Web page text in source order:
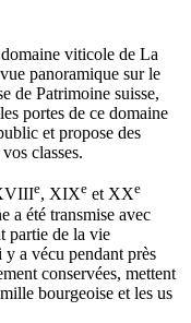
viticole de La
panoramique sur le
de Patrimoine suisse,
portes de ce domaine
et propose des
classes.
e, XIXe et XXe
a été transmise avec
partie de la vie
a vécu pendant près
conservées, mettent
bourgeoise et les us